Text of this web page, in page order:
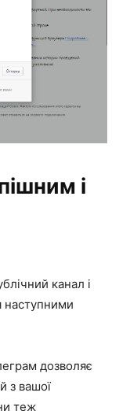
і
канал і
наступними
дозволяє
з вашої
теж